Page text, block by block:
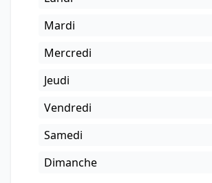
Mardi
Mercredi
Jeudi
Vendredi
Samedi
Dimanche